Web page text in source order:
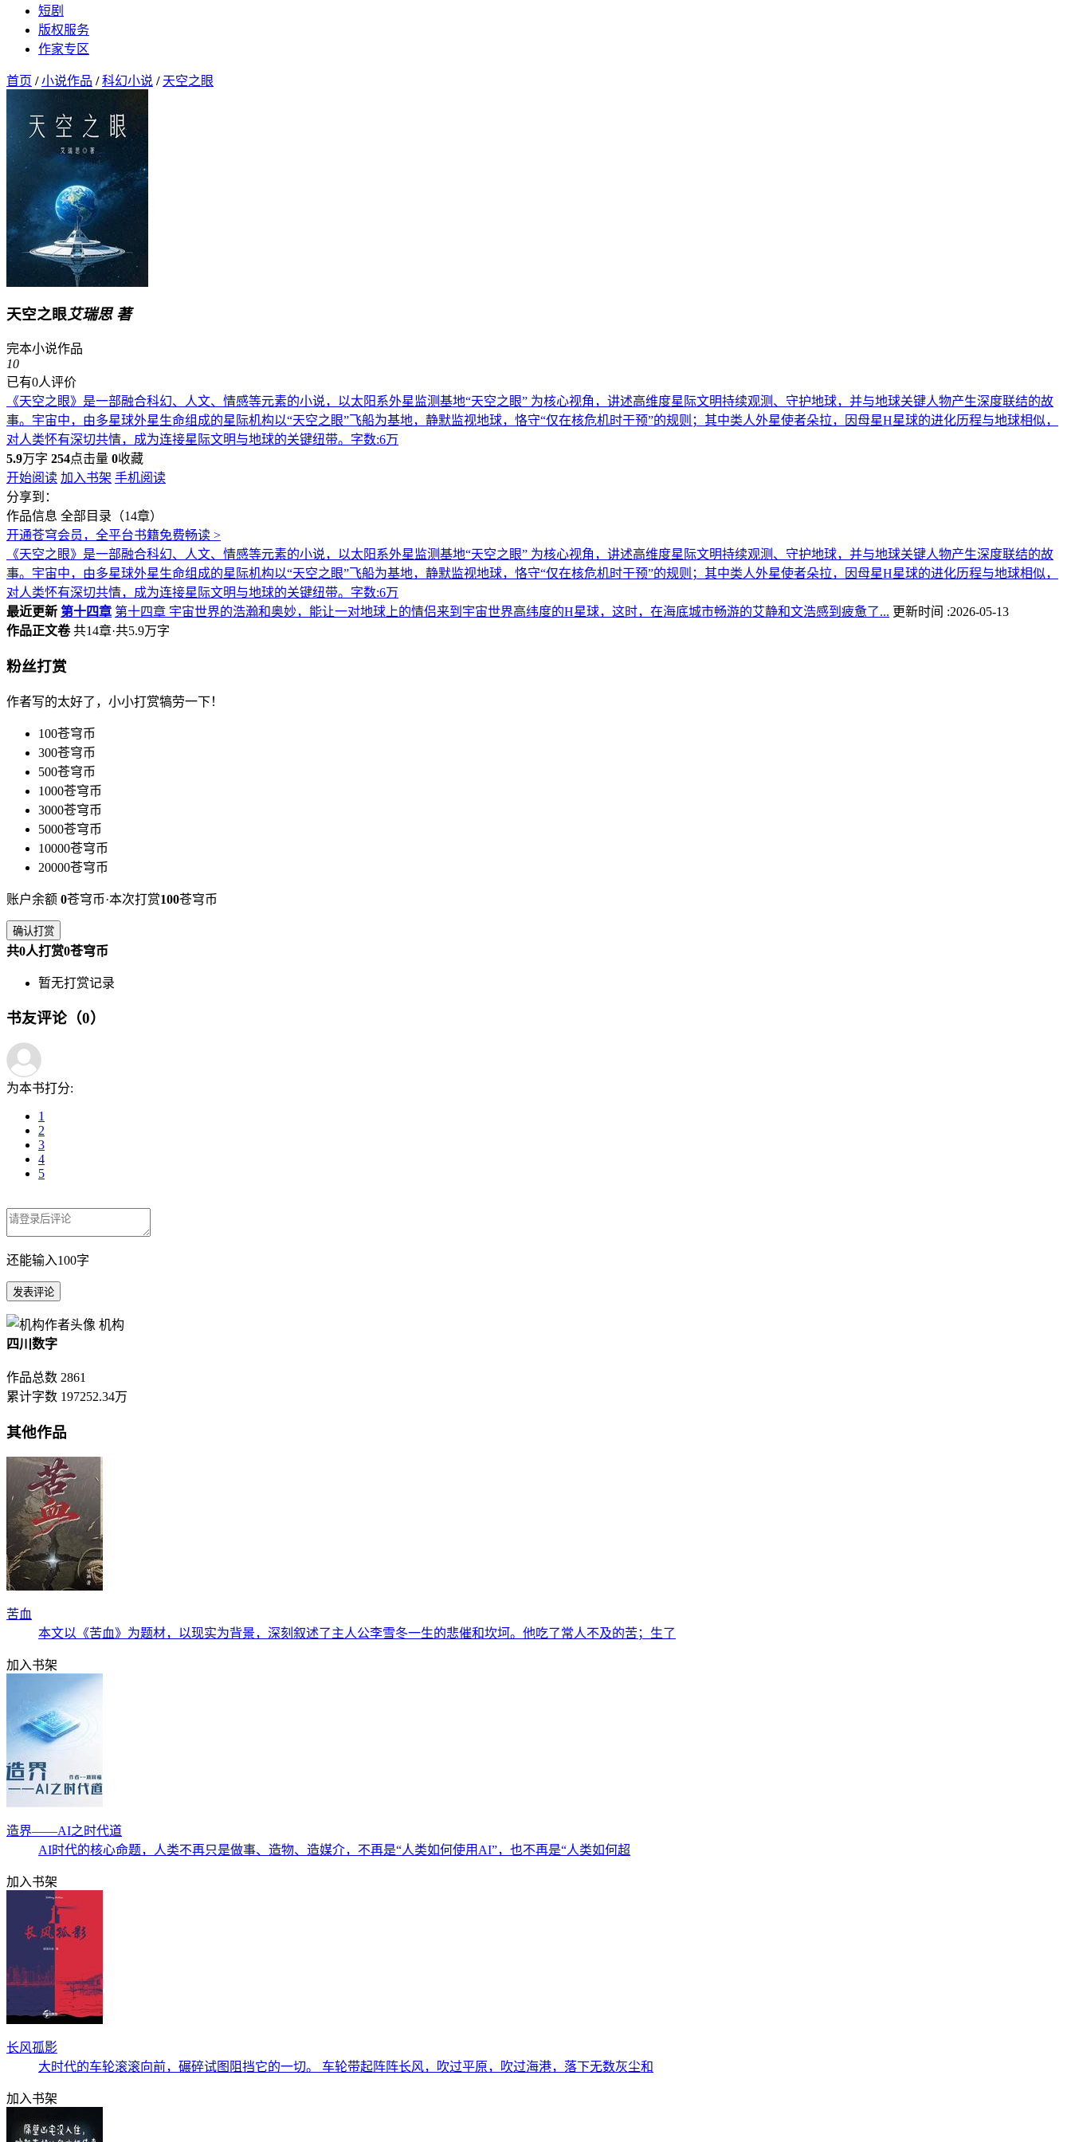
短剧
版权服务
作家专区
首页 / 小说作品 / 科幻小说 / 天空之眼
天空之眼艾瑞思 著
完本小说作品
10
已有0人评价
《天空之眼》是一部融合科幻、人文、情感等元素的小说，以太阳系外星监测基地“天空之眼” 为核心视角，讲述高维度星际文明持续观测、守护地球，并与地球关键人物产生深度联结的故
事。宇宙中，由多星球外星生命组成的星际机构以“天空之眼”飞船为基地，静默监视地球，恪守“仅在核危机时干预”的规则；其中类人外星使者朵拉，因母星H星球的进化历程与地球相似，
对人类怀有深切共情，成为连接星际文明与地球的关键纽带。字数:6万
5.9万字 254点击量 0收藏
开始阅读 加入书架 手机阅读
分享到：
作品信息 全部目录（14章）
开通苍穹会员，全平台书籍免费畅读 >
《天空之眼》是一部融合科幻、人文、情感等元素的小说，以太阳系外星监测基地“天空之眼” 为核心视角，讲述高维度星际文明持续观测、守护地球，并与地球关键人物产生深度联结的故
事。宇宙中，由多星球外星生命组成的星际机构以“天空之眼”飞船为基地，静默监视地球，恪守“仅在核危机时干预”的规则；其中类人外星使者朵拉，因母星H星球的进化历程与地球相似，
对人类怀有深切共情，成为连接星际文明与地球的关键纽带。字数:6万
最近更新 第十四章 第十四章 宇宙世界的浩瀚和奥妙，能让一对地球上的情侣来到宇宙世界高纬度的H星球，这时，在海底城市畅游的艾静和文浩感到疲惫了... 更新时间 :2026-05-13
作品正文卷 共14章·共5.9万字
粉丝打赏
作者写的太好了，小小打赏犒劳一下！
100苍穹币
300苍穹币
500苍穹币
1000苍穹币
3000苍穹币
5000苍穹币
10000苍穹币
20000苍穹币
账户余额 0苍穹币·本次打赏100苍穹币
确认打赏
共0人打赏0苍穹币
暂无打赏记录
书友评论（0）
为本书打分:
1
2
3
4
5
还能输入100字
机构
四川数字
作品总数 2861
累计字数 197252.34万
其他作品
苦血
本文以《苦血》为题材，以现实为背景，深刻叙述了主人公李雪冬一生的悲催和坎坷。他吃了常人不及的苦；生了
加入书架
造界——AI之时代道
AI时代的核心命题，人类不再只是做事、造物、造媒介，不再是“人类如何使用AI”，也不再是“人类如何超
加入书架
长风孤影
大时代的车轮滚滚向前，碾碎试图阻挡它的一切。 车轮带起阵阵长风，吹过平原，吹过海港，落下无数灰尘和
加入书架